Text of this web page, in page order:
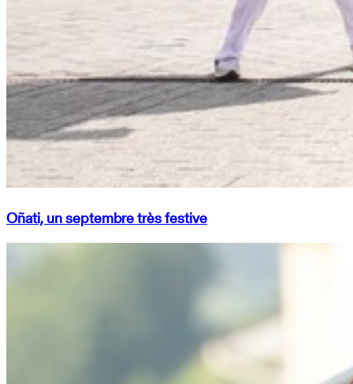
Oñati, un septembre très festive